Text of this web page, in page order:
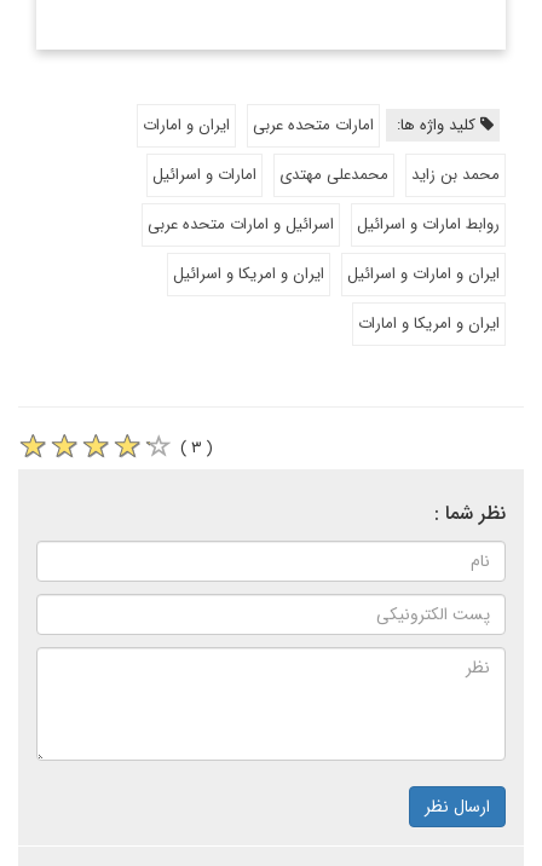
کلید واژه ها: امارات متحده عربی
ایران و امارات
محمد بن زاید
محمدعلی مهتدی
امارات و اسرائیل
روابط امارات و اسرائیل
اسرائیل و امارات متحده عربی
ایران و امارات و اسرائیل
ایران و امریکا و اسرائیل
ایران و امریکا و امارات
( ۳ )
نظر شما :
ارسال نظر